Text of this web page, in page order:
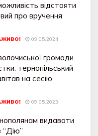
відстояти
про вручення
09.05.2024
громади
тернопільський
на сесію
09.05.2023
видавати
“Дію”